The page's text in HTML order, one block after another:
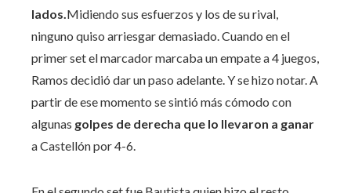
lados.Midiendo sus esfuerzos y los de su rival,
ninguno quiso arriesgar demasiado. Cuando en el
primer set el marcador marcaba un empate a 4 juegos,
Ramos decidió dar un paso adelante. Y se hizo notar. A
partir de ese momento se sintió más cómodo con
algunas golpes de derecha que lo llevaron a ganar
a Castellón por 4-6.